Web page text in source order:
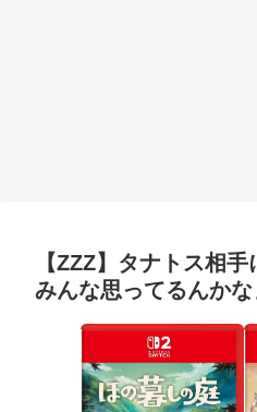
【ZZZ】タナトス相
みんな思ってるんかな